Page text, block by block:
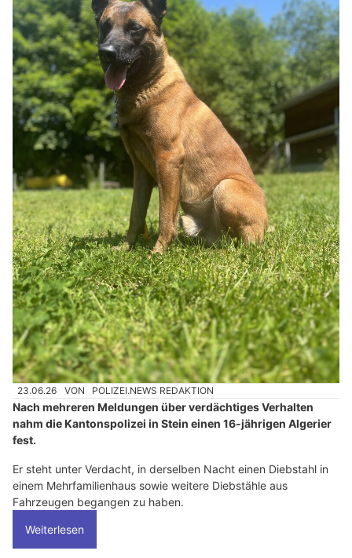
23.06.26 VON POLIZEI.NEWS REDAKTION
Nach mehreren Meldungen über verdächtiges Verhalten
nahm die Kantonspolizei in Stein einen 16-jährigen Algerier
fest.
Er steht unter Verdacht, in derselben Nacht einen Diebstahl in
einem Mehrfamilienhaus sowie weitere Diebstähle aus
Fahrzeugen begangen zu haben.
Weiterlesen